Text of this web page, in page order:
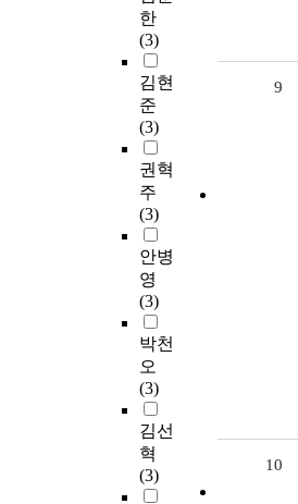
한
(3)
김현
준
(3)
권혁
주
(3)
안병
영
(3)
박천
오
(3)
김선
혁
(3)
9
10